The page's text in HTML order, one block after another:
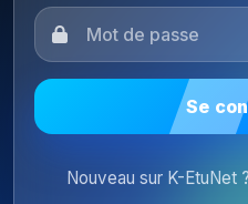
Se
Nouveau sur K-EtuNet ?